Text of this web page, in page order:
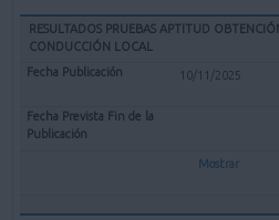
RESULTADOS PRUEBAS APTITUD
CONDUCCIÓN LOCAL
10/11/2025
Mostrar